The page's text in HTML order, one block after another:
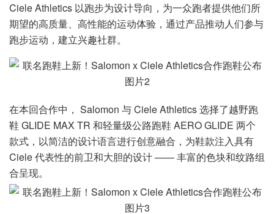
Ciele Athletics 以跑步为设计导向，为一众跑者提供他们所
期望的高质量、高性能的运动体验，通过产品推动人们参与
跑步运动，建立兴趣社群。
在本回合作中， Salomon 与 Ciele Athletics 选择了越野跑
鞋 GLIDE MAX TR 和轻量级公路跑鞋 AERO GLIDE 两个
款式，以简洁的设计语言进行创意融合，为鞋款注入具有
Ciele 代表性的前卫和大胆的设计 —— 丰富的色块和纹路组
合呈现。